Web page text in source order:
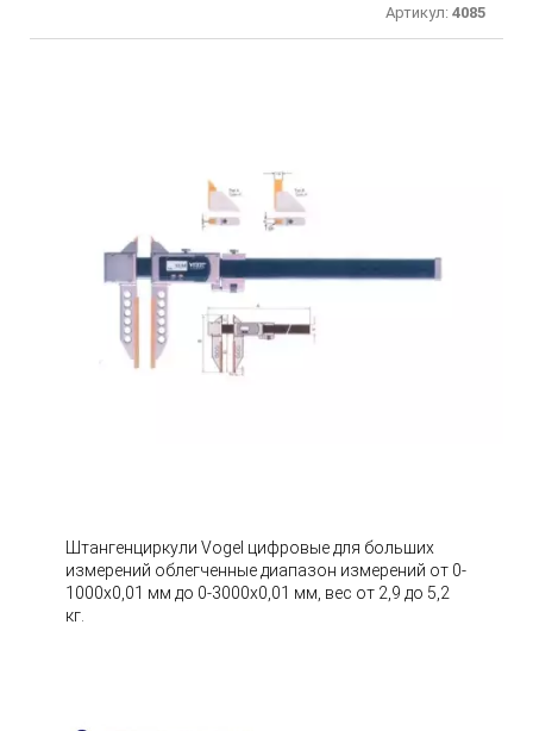
Артикул: 4085
Штангенциркули Vogel цифровые для больших
измерений облегченные диапазон измерений от 0-
1000х0,01 мм до 0-3000х0,01 мм, вес от 2,9 до 5,2
кг.